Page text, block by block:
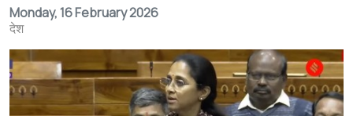
Monday, 16 February 2026
देश